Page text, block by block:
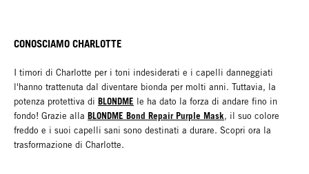
CONOSCIAMO CHARLOTTE
I timori di Charlotte per i toni indesiderati e i capelli danneggiati
l'hanno trattenuta dal diventare bionda per molti anni. Tuttavia, la
potenza protettiva di BLONDME le ha dato la forza di andare fino in
fondo! Grazie alla BLONDME Bond Repair Purple Mask, il suo colore
freddo e i suoi capelli sani sono destinati a durare. Scopri ora la
trasformazione di Charlotte.